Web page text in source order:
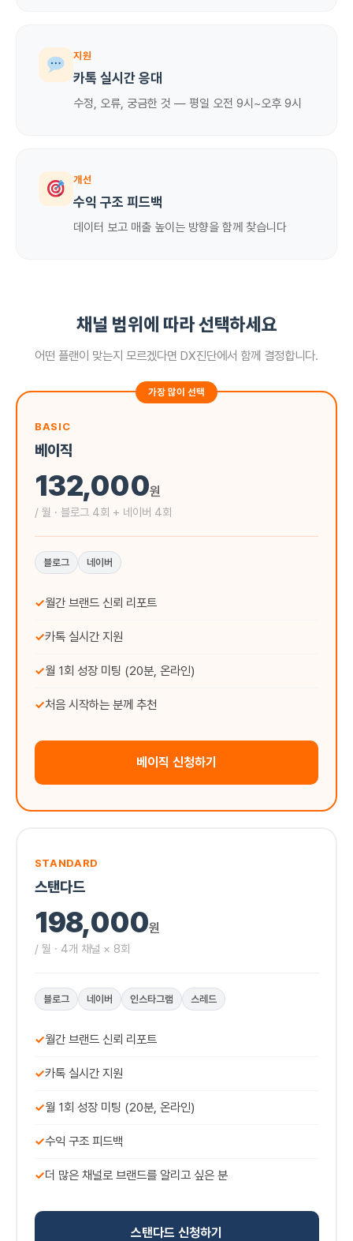
지원
카톡 실시간 응대
수정, 오류, 궁금한 것 — 평일 오전 9시~오후 9시
개선
수익 구조 피드백
데이터 보고 매출 높이는 방향을 함께 찾습니다
채널 범위에 따라 선택하세요
어떤 플랜이 맞는지 모르겠다면 DX진단에서 함께 결정합니다.
가장 많이 선택
BASIC
베이직
132,000원
/ 월 · 블로그 4회 + 네이버 4회
블로그 네이버
✓월간 브랜드 신뢰 리포트
✓카톡 실시간 지원
✓월 1회 성장 미팅 (20분, 온라인)
✓처음 시작하는 분께 추천
베이직 신청하기
STANDARD
스탠다드
198,000원
/ 월 · 4개 채널 × 8회
블로그 네이버 인스타그램 스레드
✓월간 브랜드 신뢰 리포트
✓카톡 실시간 지원
✓월 1회 성장 미팅 (20분, 온라인)
✓수익 구조 피드백
✓더 많은 채널로 브랜드를 알리고 싶은 분
스탠다드 신청하기